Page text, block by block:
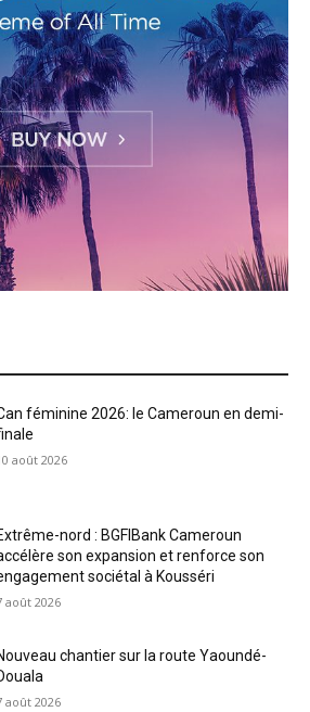
féminine 2026: le Cameroun en demi-
août 2026
nord : BGFIBank Cameroun
son expansion et renforce son
sociétal à Kousséri
août 2026
chantier sur la route Yaoundé-
août 2026